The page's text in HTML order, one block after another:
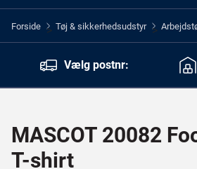
Forside > Tøj & sikkerhedsudstyr >
Vælg postnr:
MASCOT 20082
T-shirt